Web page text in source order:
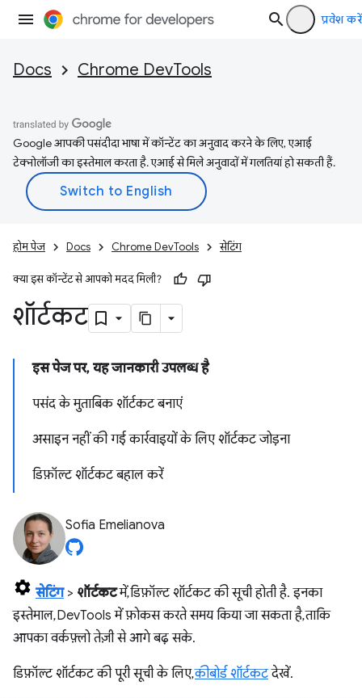
प्रवेश करें
Docs Chrome DevTools
Google आपकी पसंदीदा भाषा में कॉन्टेंट का अनुवाद करने के लिए, एआई
टेक्नोलॉजी का इस्तेमाल करता है. एआई से मिले अनुवादों में गलतियां हो सकती हैं.
होम पेज Docs Chrome DevTools सेटिंग
क्या इस कॉन्टेंट से आपको मदद मिली?
शॉर्टकट
इस पेज पर, यह जानकारी उपलब्ध है
पसंद के मुताबिक शॉर्टकट बनाएं
असाइन नहीं की गई कार्रवाइयों के लिए शॉर्टकट जोड़ना
डिफ़ॉल्ट शॉर्टकट बहाल करें
Sofia Emelianova
सेटिंग> शॉर्टकटमें, डिफ़ॉल्ट शॉर्टकट की सूची होती है. इनका
इस्तेमाल, DevTools में फ़ोकस करते समय किया जा सकता है, ताकि
आपका वर्कफ़्लो तेज़ी से आगे बढ़ सके.
डिफ़ॉल्ट शॉर्टकट की पूरी सूची के लिए,कीबोर्ड शॉर्टकटदेखें.